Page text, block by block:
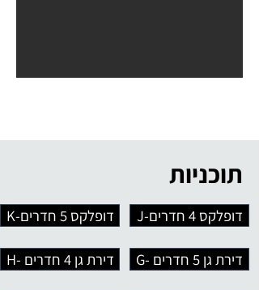
תוכניות
K-דופלקס 5 חדרים
H- דירת גן 4 חדרים
J-דופלקס 4 חדרים
G- דירת גן 5 חדרים